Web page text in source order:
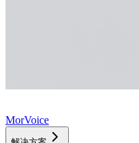
MorVoice